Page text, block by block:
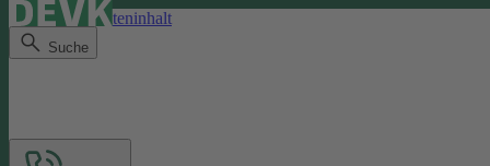
Direkt zum Seiteninhalt
Suche